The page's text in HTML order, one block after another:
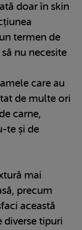
doar în skin
termen de
nu necesite
care au
de multe ori
carne,
te și de
mai
precum
această
diverse tipuri